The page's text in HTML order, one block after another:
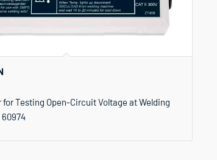
for Testing Open-Circuit Voltage at Welding